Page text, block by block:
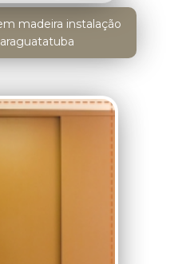
madeira instalação